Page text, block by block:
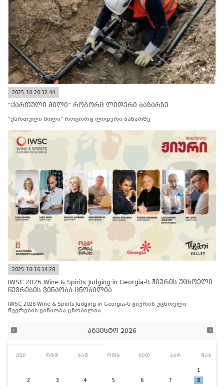
2025-10-20 12:44
“ქართული მილი” როგორც ლიდერი ბაზარზე
“ქართული მილი” როგორც ლიდერი ბაზარზე
2025-10-16 14:28
IWSC 2026 Wine & Spirits Judging in Georgia-ს ჟიურის უცხოელი
წევრების ვინაობა ცნობილია
IWSC 2026 Wine & Spirits Judging in Georgia-ს ჟიურის უცხოელი
წევრების ვინაობა ცნობილია
აგვისტო 2026
კვი ორშ სამ ოთხ ხუთ პარ შაბ
1
2
3 4 5 6 7
8